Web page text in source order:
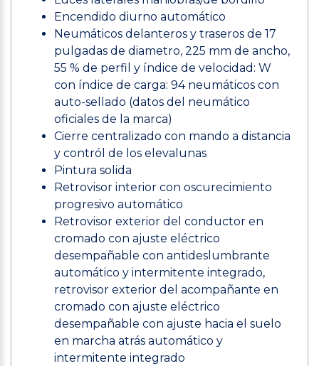
Encendido diurno automático
Neumáticos delanteros y traseros de 17
pulgadas de diametro, 225 mm de ancho,
55 % de perfil y índice de velocidad: W
con índice de carga: 94 neumáticos con
auto-sellado (datos del neumático
oficiales de la marca)
Cierre centralizado con mando a distancia
y contról de los elevalunas
Pintura solida
Retrovisor interior con oscurecimiento
progresivo automático
Retrovisor exterior del conductor en
cromado con ajuste eléctrico
desempañable con antideslumbrante
automático y intermitente integrado,
retrovisor exterior del acompañante en
cromado con ajuste eléctrico
desempañable con ajuste hacia el suelo
en marcha atrás automático y
intermitente integrado